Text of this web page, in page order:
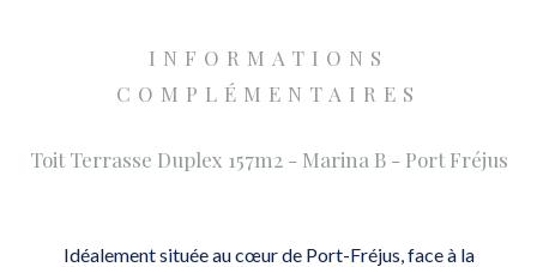
INFORMATIONS
COMPLÉMENTAIRES
Toit Terrasse Duplex 157m2 - Marina B - Port Fréjus
Idéalement située au cœur de Port-Fréjus, face à la